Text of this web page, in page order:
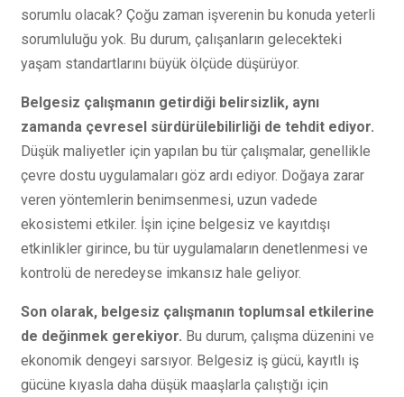
sorumlu olacak? Çoğu zaman işverenin bu konuda yeterli
sorumluluğu yok. Bu durum, çalışanların gelecekteki
yaşam standartlarını büyük ölçüde düşürüyor.
Belgesiz çalışmanın getirdiği belirsizlik, aynı
zamanda çevresel sürdürülebilirliği de tehdit ediyor.
Düşük maliyetler için yapılan bu tür çalışmalar, genellikle
çevre dostu uygulamaları göz ardı ediyor. Doğaya zarar
veren yöntemlerin benimsenmesi, uzun vadede
ekosistemi etkiler. İşin içine belgesiz ve kayıtdışı
etkinlikler girince, bu tür uygulamaların denetlenmesi ve
kontrolü de neredeyse imkansız hale geliyor.
Son olarak, belgesiz çalışmanın toplumsal etkilerine
de değinmek gerekiyor. Bu durum, çalışma düzenini ve
ekonomik dengeyi sarsıyor. Belgesiz iş gücü, kayıtlı iş
gücüne kıyasla daha düşük maaşlarla çalıştığı için